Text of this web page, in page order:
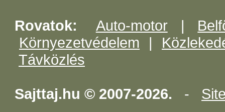
Rovatok: Auto-motor|
Környezetvédelem |
Távközlés
Sajttaj.hu © 2007-2026. -